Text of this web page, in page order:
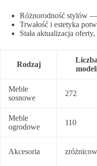
Różnorodność stylów
Trwałość i estetyka
Stała aktualizacja
Rodzaj
Liczba
Meble
sosnowe
272
Meble
ogrodowe
110
Akcesoria